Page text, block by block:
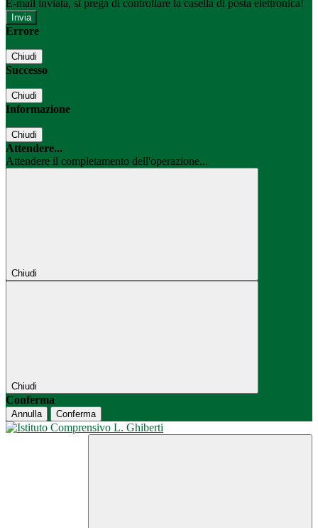
E-mail inviata, si prega di controllare la casella di posta elettronica!
Errore
Chiudi
Successo
Chiudi
Informazione
Chiudi
Attendere...
Attendere il completamento dell'operazione...
Chiudi
Chiudi
Conferma
Annulla Conferma